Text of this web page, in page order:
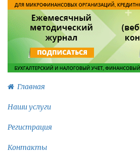
Главная
Наши услуги
Регистрация
Контакты